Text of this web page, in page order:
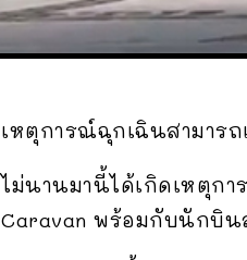
เหตุการณ์ฉุกเฉินสามาร
ไม่นานมานี้ได้เกิดเหตุก
Caravan พร้อมกับนักบิน